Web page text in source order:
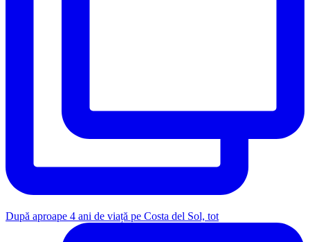
După aproape 4 ani de viață pe Costa del Sol, tot